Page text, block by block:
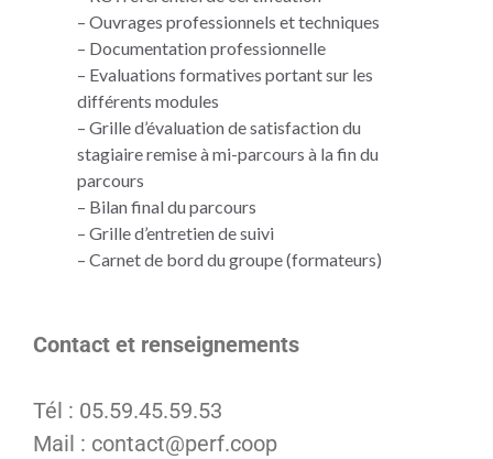
– Ouvrages professionnels et techniques
– Documentation professionnelle
– Evaluations formatives portant sur les
différents modules
– Grille d’évaluation de satisfaction du
stagiaire remise à mi-parcours à la fin du
parcours
– Bilan final du parcours
– Grille d’entretien de suivi
– Carnet de bord du groupe (formateurs)
Contact et renseignements
Tél : 05.59.45.59.53
Mail : contact@perf.coop